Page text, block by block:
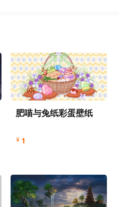
肥喵与兔纸彩蛋壁纸
¥ 1